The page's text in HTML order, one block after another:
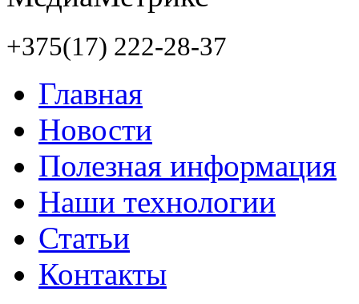
+375(17) 222-28-37
Главная
Новости
Полезная информация
Наши технологии
Статьи
Контакты